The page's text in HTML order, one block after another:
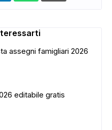
assegni famigliari 2026
editabile gratis